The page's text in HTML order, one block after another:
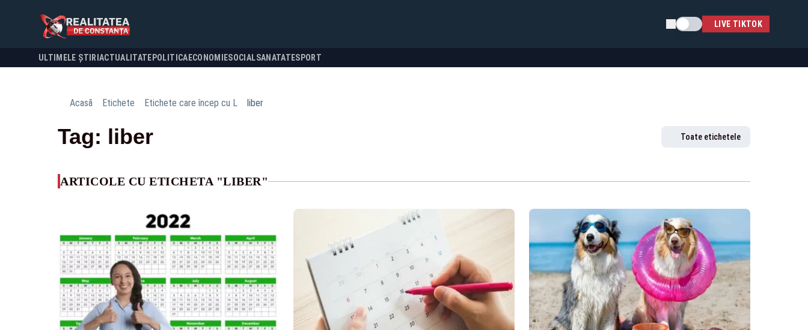
Schimba temaLIVE TIKTOK
ULTIMELE ȘTIRI ACTUALITATE POLITICA ECONOMIESOCIALSANATATESPORT
Acasă Etichete Etichete care încep cu L liber
Tag: liber Toate etichetele
ARTICOLE CU ETICHETA "LIBER"